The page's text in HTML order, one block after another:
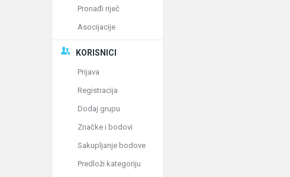
Pronađi riječ
Asocijacije
KORISNICI
Prijava
Registracija
Dodaj grupu
Značke i bodovi
Sakupljanje bodove
Predloži kategoriju